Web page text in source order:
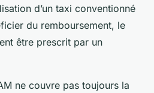
d’un taxi conventionné
du remboursement, le
être prescrit par un
ne couvre pas toujours la